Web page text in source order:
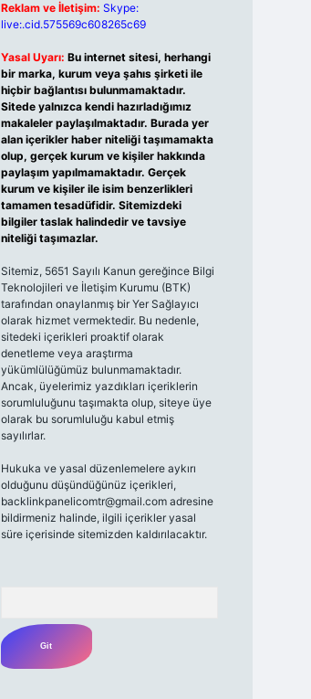
Reklam ve İletişim: Skype:
live:.cid.575569c608265c69
Yasal Uyarı: Bu internet sitesi, herhangi
bir marka, kurum veya şahıs şirketi ile
hiçbir bağlantısı bulunmamaktadır.
Sitede yalnızca kendi hazırladığımız
makaleler paylaşılmaktadır. Burada yer
alan içerikler haber niteliği taşımamakta
olup, gerçek kurum ve kişiler hakkında
paylaşım yapılmamaktadır. Gerçek
kurum ve kişiler ile isim benzerlikleri
tamamen tesadüfidir. Sitemizdeki
bilgiler taslak halindedir ve tavsiye
niteliği taşımazlar.
Sitemiz, 5651 Sayılı Kanun gereğince Bilgi
Teknolojileri ve İletişim Kurumu (BTK)
tarafından onaylanmış bir Yer Sağlayıcı
olarak hizmet vermektedir. Bu nedenle,
sitedeki içerikleri proaktif olarak
denetleme veya araştırma
yükümlülüğümüz bulunmamaktadır.
Ancak, üyelerimiz yazdıkları içeriklerin
sorumluluğunu taşımakta olup, siteye üye
olarak bu sorumluluğu kabul etmiş
sayılırlar.
Hukuka ve yasal düzenlemelere aykırı
olduğunu düşündüğünüz içerikleri,
backlinkpanelicomtr@gmail.comadresine
bildirmeniz halinde, ilgili içerikler yasal
süre içerisinde sitemizden kaldırılacaktır.